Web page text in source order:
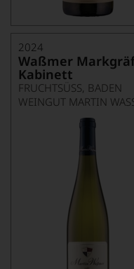
2024
Waßmer
Kabinett
FRUCHTSÜSS, BADEN
WEINGUT MARTIN